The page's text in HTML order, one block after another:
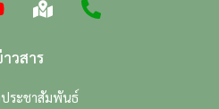
วสาร
ระชาสัมพันธ์